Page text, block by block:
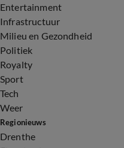
Entertainment
Infrastructuur
Milieu en Gezondheid
Politiek
Royalty
Sport
Tech
Weer
Regionieuws
Drenthe